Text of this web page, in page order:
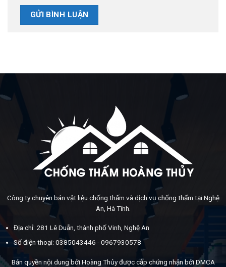
Công ty chuyên bán vật liệu chống thấm và dịch vụ chống thấm tại Nghệ
An, Hà Tĩnh.
Địa chỉ: 281 Lê Duẫn, thành phố Vinh, Nghệ An
Số điện thoại: 0385043446 - 0967930578
Bản quyền nội dung bởi Hoàng Thủy được cấp chứng nhận bởi DMCA